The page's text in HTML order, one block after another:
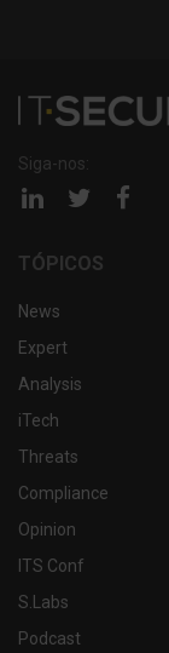
Siga-nos:
Página Página
TÓPICOS
News
Expert
Analysis
iTech
Threats
Compliance
Opinion
ITS Conf
S.Labs
Podcast